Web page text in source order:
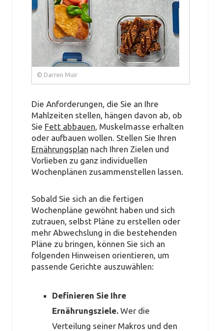
© Darren Muir
Die Anforderungen, die Sie an Ihre
Mahlzeiten stellen, hängen davon ab, ob
Sie Fett abbauen, Muskelmasse erhalten
oder aufbauen wollen. Stellen Sie Ihren
Ernährungsplan nach Ihren Zielen und
Vorlieben zu ganz individuellen
Wochenplänen zusammenstellen lassen.
Sobald Sie sich an die fertigen
Wochenpläne gewöhnt haben und sich
zutrauen, selbst Pläne zu erstellen oder
mehr Abwechslung in die bestehenden
Pläne zu bringen, können Sie sich an
folgenden Hinweisen orientieren, um
passende Gerichte auszuwählen:
Definieren Sie Ihre
Ernährungsziele. Wer die
Verteilung seiner Makros und den